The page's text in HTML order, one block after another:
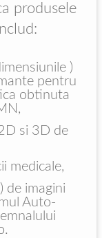
produsele
)
pentru
obtinuta
si 3D de
medicale,
de imagini
Auto-